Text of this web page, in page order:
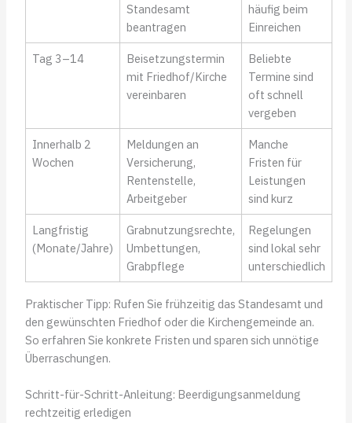
Standesamt
beantragen
häufig beim
Einreichen
Tag 3–14
Beisetzungstermin
mit Friedhof/Kirche
vereinbaren
Beliebte
Termine sind
oft schnell
vergeben
Innerhalb 2
Wochen
Meldungen an
Versicherung,
Rentenstelle,
Arbeitgeber
Manche
Fristen für
Leistungen
sind kurz
Langfristig
(Monate/Jahre)
Grabnutzungsrechte,
Umbettungen,
Grabpflege
Regelungen
sind lokal sehr
unterschiedlich
Praktischer Tipp: Rufen Sie frühzeitig das Standesamt und
den gewünschten Friedhof oder die Kirchengemeinde an.
So erfahren Sie konkrete Fristen und sparen sich unnötige
Überraschungen.
Schritt-für-Schritt-Anleitung: Beerdigungsanmeldung
rechtzeitig erledigen